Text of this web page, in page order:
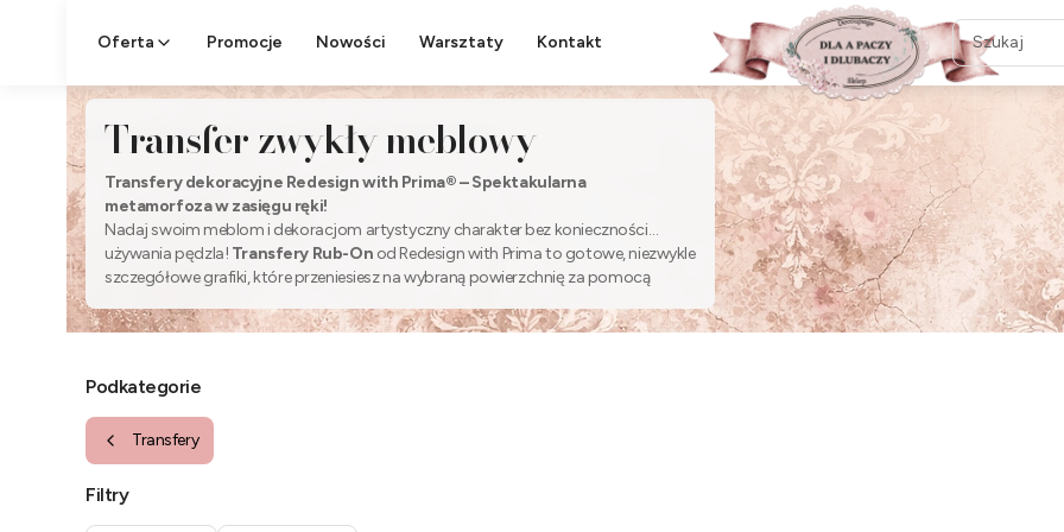
Oferta Promocje Nowości Warsztaty Kontakt
DlaApaczy Decoupage Transfery Transfer zwykły meblowy
Transfer zwykły meblowy
Transfery dekoracyjne Redesign with Prima® – Spektakularna
metamorfoza w zasięgu ręki!
Nadaj swoim meblom i dekoracjom artystyczny charakter bez konieczności
używania pędzla! Transfery Rub-On od Redesign with Prima to gotowe, niezwykle
szczegółowe grafiki, które przeniesiesz na wybraną powierzchnię za pomocą
po stylowe napisy i wielkoformatowe obrazy – wybierz wzór, który najlepiej oddaje
Podkategorie
Transfery
Filtry